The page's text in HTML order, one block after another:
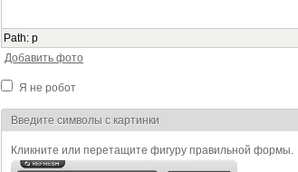
Path: p
Добавить фото
Я не робот
Я спамер
Введите символы с картинки
Кликните или перетащите фигуру правильной формы.